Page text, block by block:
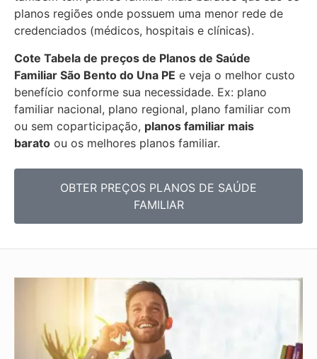
planos regiões onde possuem uma menor rede de
credenciados (médicos, hospitais e clínicas).
Cote Tabela de preços de Planos de Saúde
Familiar São Bento do Una PE e veja o melhor custo
benefício conforme sua necessidade. Ex: plano
familiar nacional, plano regional, plano familiar com
ou sem coparticipação, planos familiar mais
barato ou os melhores planos familiar.
OBTER PREÇOS PLANOS DE SAÚDE
FAMILIAR